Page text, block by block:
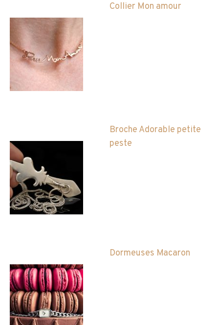
Collier Mon amour
Broche Adorable petite
peste
Dormeuses Macaron